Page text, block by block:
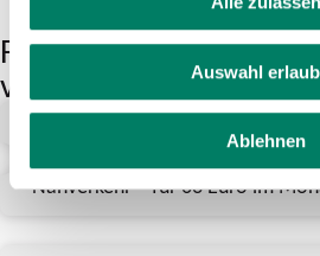
Auswahl
Ablehnen
Für das
viele Optionen
Dein Abo auf deutschlandweite
Nahverkehr – für 63 Euro im